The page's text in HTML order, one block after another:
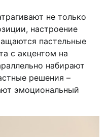
не только
настроение
пастельные
с акцентом на
набирают
решения –
эмоциональный